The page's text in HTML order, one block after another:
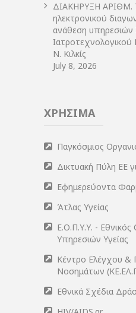
ΔIΑΚΗΡΥΞΗ ΑΡIΘΜ.
ηλεκτρονικού
ανάθεση υπηρεσιών
Ιατροτεχνολογικού
Ν. Κιλκίς
July 8, 2026
ΧΡΗΣΙΜΑ
Παγκόσμιος
Δικτυακή Πύλη ΕΕ
Εφημερεύοντα
Άτλας Υγείας
Ε.Ο.Π.Υ.Υ. -
Υπηρεσιών Υγείας
Κέντρο Ελέγχου &
Νοσημάτων
Εθνικά Σχέδια